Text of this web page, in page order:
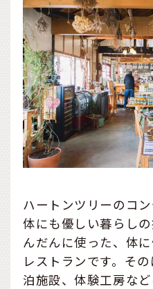
ハートンツリーのコ
体にも優しい暮らし
んだんに使った、体
レストランです。そ
泊施設、体験工房など